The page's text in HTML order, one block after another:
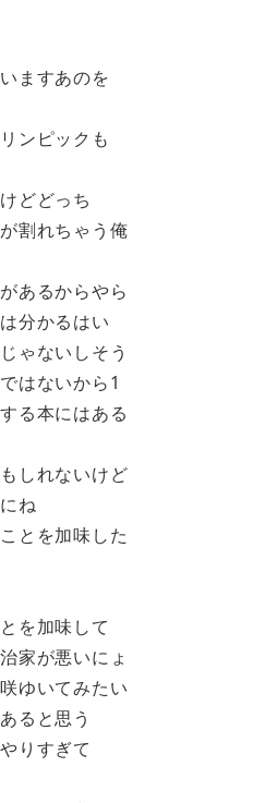
ますあのを
ンピックも
どどっち
割れちゃう俺
あるからやら
分かるはい
ゃないしそう
はないから1
る本にはある
しれないけど
ね
とを加味した
を加味して
家が悪いにょ
ゆいてみたい
ると思う
りすぎて